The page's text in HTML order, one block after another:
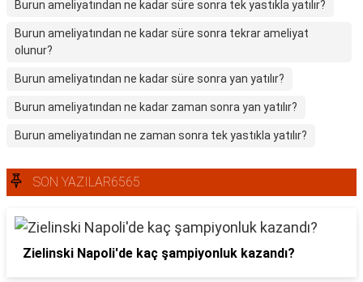
Burun ameliyatından ne kadar süre sonra tek yastıkla yatılır?
Burun ameliyatından ne kadar süre sonra tekrar ameliyat
olunur?
Burun ameliyatından ne kadar süre sonra yan yatılır?
Burun ameliyatından ne kadar zaman sonra yan yatılır?
Burun ameliyatından ne zaman sonra tek yastıkla yatılır?
SON YAZILAR6565
Zielinski Napoli'de kaç şampiyonluk kazandı?